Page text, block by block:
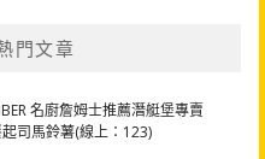
門文章
名廚詹姆士推薦潛艇堡專賣
司馬鈴薯(線上：123)